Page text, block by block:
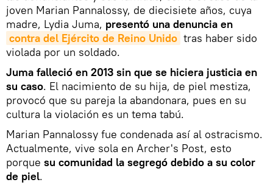
joven Marian Pannalossy, de diecisiete años, cuya
madre, Lydia Juma, presentó una denuncia en
contra del Ejército de Reino Unido tras haber sido
violada por un soldado.
Juma falleció en 2013 sin que se hiciera justicia en
su caso. El nacimiento de su hija, de piel mestiza,
provocó que su pareja la abandonara, pues en su
cultura la violación es un tema tabú.
Marian Pannalossy fue condenada así al ostracismo.
Actualmente, vive sola en Archer's Post, esto
porque su comunidad la segregó debido a su color
de piel.